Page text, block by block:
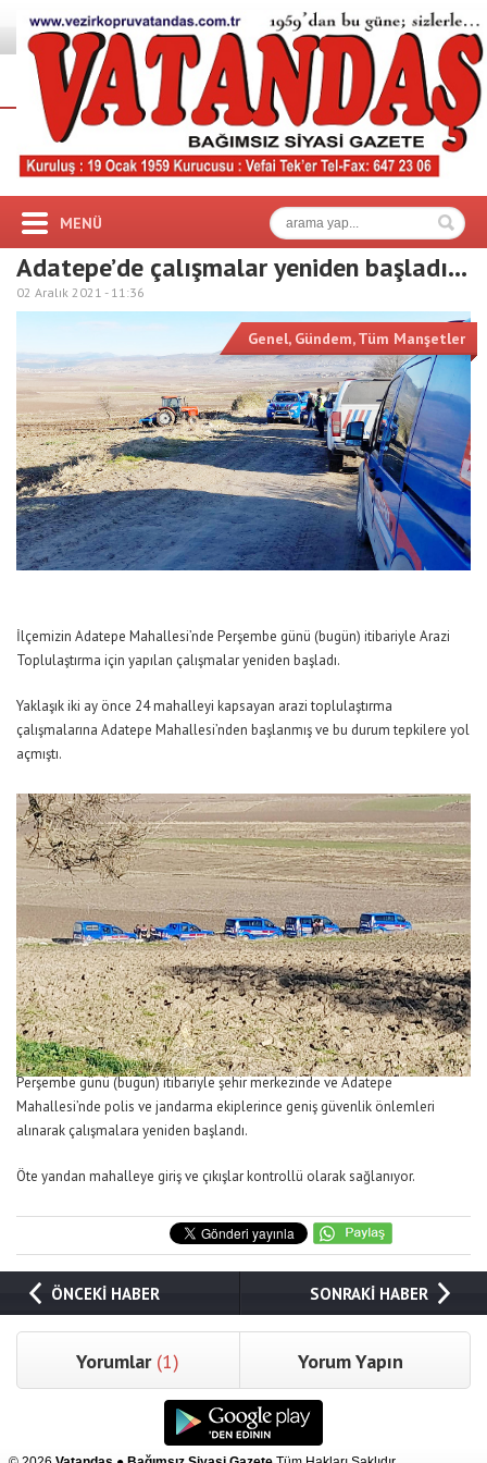
MENÜ
Adatepe’de çalışmalar yeniden başladı…
02 Aralık 2021 - 11:36
Genel, Gündem,Tüm Manşetler
İlçemizin Adatepe Mahallesi’nde Perşembe günü (bugün) itibariyle Arazi
Toplulaştırma için yapılan çalışmalar yeniden başladı.
Yaklaşık iki ay önce 24 mahalleyi kapsayan arazi toplulaştırma
çalışmalarına Adatepe Mahallesi’nden başlanmış ve bu durum tepkilere yol
açmıştı.
Perşembe günü (bugün) itibariyle şehir merkezinde ve Adatepe
Mahallesi’nde polis ve jandarma ekiplerince geniş güvenlik önlemleri
alınarak çalışmalara yeniden başlandı.
Öte yandan mahalleye giriş ve çıkışlar kontrollü olarak sağlanıyor.
ÖNCEKİ HABER SONRAKİ HABER
Yorumlar (1) Yorum Yapın